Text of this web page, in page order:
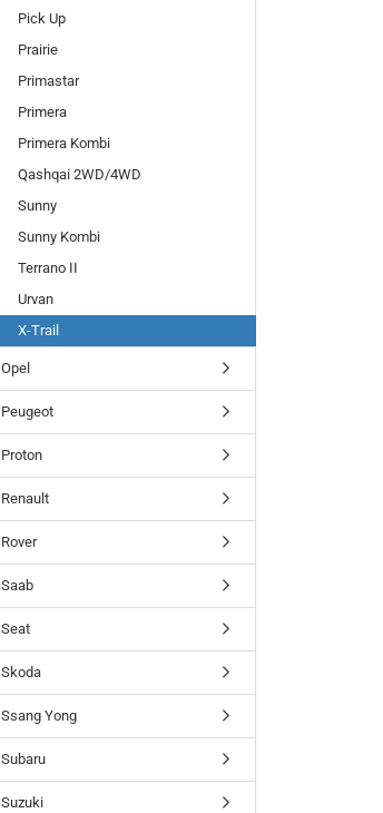
Pick Up
Prairie
Primastar
Primera
Primera Kombi
Qashqai 2WD/4WD
Sunny
Sunny Kombi
Terrano II
Urvan
X-Trail
Opel
Peugeot
Proton
Renault
Rover
Saab
Seat
Skoda
Ssang Yong
Subaru
Suzuki